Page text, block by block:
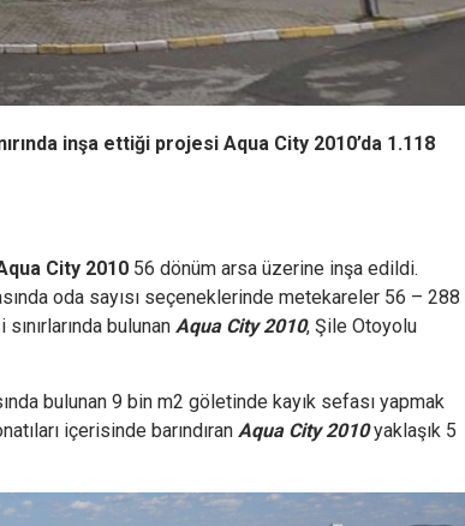
inşa ettiği projesi Aqua City 2010’da 1.118
City 2010 56 dönüm arsa üzerine inşa edildi.
oda sayısı seçeneklerinde metekareler 56 – 288
bulunan Aqua City 2010, Şile Otoyolu
bulunan 9 bin m2 göletinde kayık sefası yapmak
içerisinde barındıran Aqua City 2010yaklaşık 5